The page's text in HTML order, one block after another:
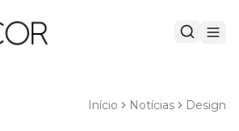
Início Notícias Design